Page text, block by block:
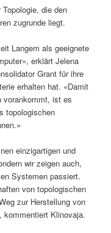
die den
zugrunde liegt.
Langem als geeignete
erklärt Jelena
Grant für ihre
erhalten hat. «Damit
vorankommt, ist es
topologischen
einzigartigen und
wir zeigen auch,
Systemen passiert.
von topologischen
zur Herstellung von
kommentiert Klinovaja.